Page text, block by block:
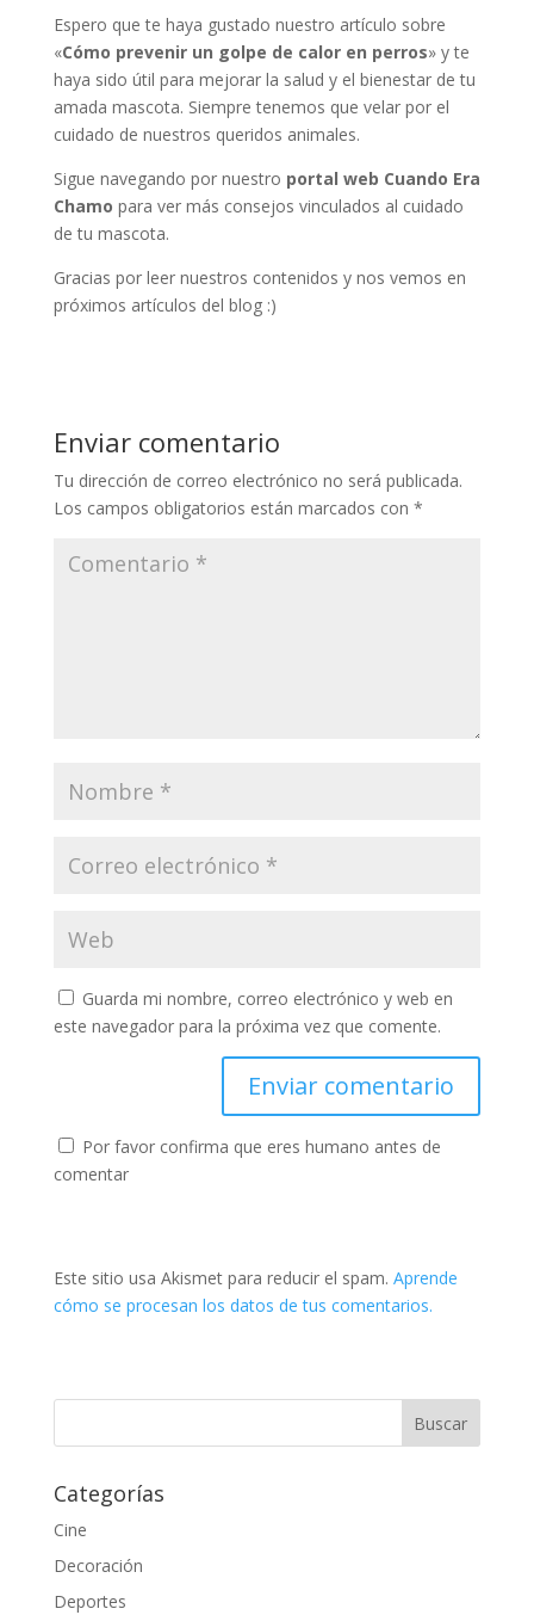
Espero que te haya gustado nuestro artículo sobre
«Cómo prevenir un golpe de calor en perros» y te
haya sido útil para mejorar la salud y el bienestar de tu
amada mascota. Siempre tenemos que velar por el
cuidado de nuestros queridos animales.
Sigue navegando por nuestro portal web Cuando Era
Chamo para ver más consejos vinculados al cuidado
de tu mascota.
Gracias por leer nuestros contenidos y nos vemos en
próximos artículos del blog :)
Enviar comentario
Tu dirección de correo electrónico no será publicada.
Los campos obligatorios están marcados con *
Guarda mi nombre, correo electrónico y web en
este navegador para la próxima vez que comente.
Por favor confirma que eres humano antes de
comentar
Este sitio usa Akismet para reducir el spam. Aprende
cómo se procesan los datos de tus comentarios.
Categorías
Cine
Decoración
Deportes